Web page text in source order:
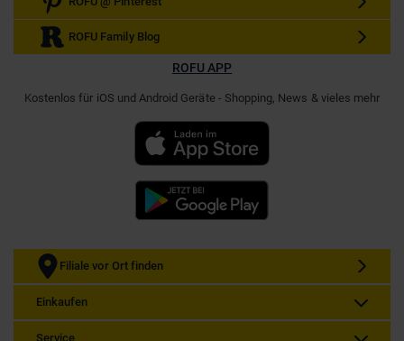
ROFU Family Blog
ROFU APP
Kostenlos für iOS und Android Geräte - Shopping, News & vieles mehr
Filiale vor Ort finden
Einkaufen
Service